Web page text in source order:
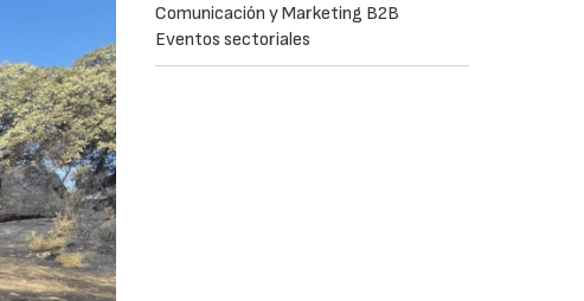
Comunicación y Marketing B2B
Eventos sectoriales